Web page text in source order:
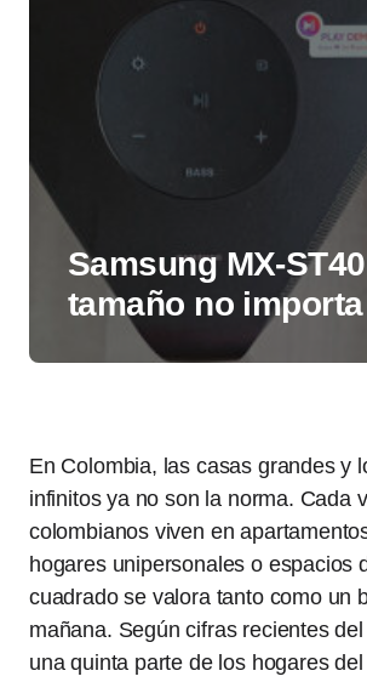
Samsung MX-
tamaño no importa
En Colombia, las casas grandes y
infinitos ya no son la norma. Cada
colombianos viven en
hogares unipersonales o espacios
cuadrado se valora tanto como un
mañana. Según cifras recientes
una quinta parte de los hogares